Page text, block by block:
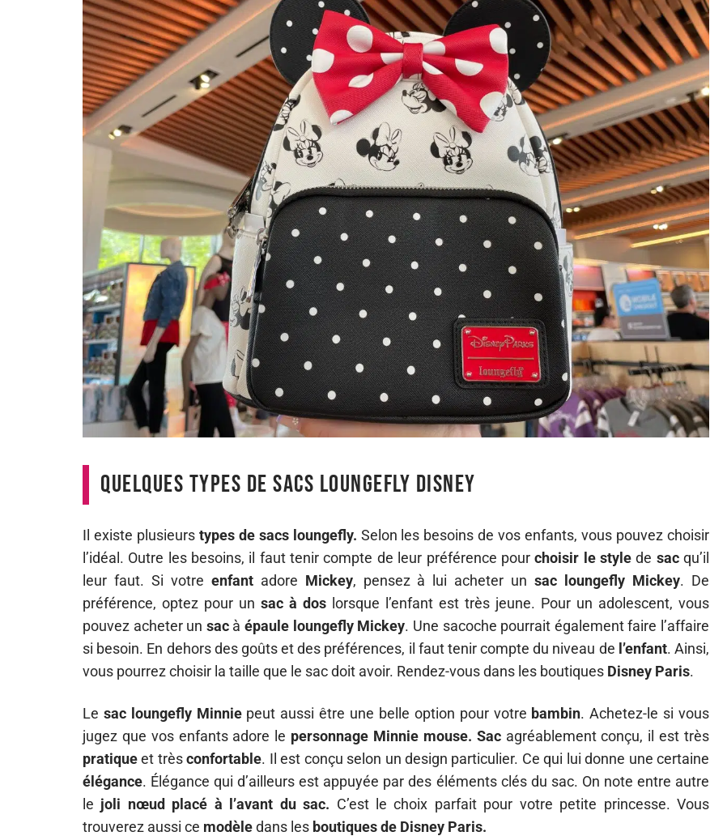
Quelques types de sacs loungefly Disney
Il existe plusieurs types de sacs loungefly. Selon les besoins de vos enfants, vous pouvez choisir
l’idéal. Outre les besoins, il faut tenir compte de leur préférence pourchoisir le stylede sacqu’il
leur faut. Si votre enfantadore Mickey, pensez à lui acheter unsac loungefly Mickey. De
préférence, optez pour un sac à dos lorsque l’enfant est très jeune. Pour un adolescent, vous
pouvez acheter un sacàépaule loungefly Mickey. Une sacoche pourrait également faire l’affaire
si besoin. En dehors des goûts et des préférences, il faut tenir compte du niveau de l’enfant. Ainsi,
vous pourrez choisir la taille que le sac doit avoir. Rendez-vous dans les boutiques Disney Paris.
Le sac loungefly Minniepeut aussi être une belle option pour votre bambin. Achetez-le si vous
jugez que vos enfants adore le personnage Minnie mouse. Sacagréablement conçu, il est très
pratiqueet trèsconfortable. Il est conçu selon un design particulier. Ce qui lui donne une certaine
élégance. Élégance qui d’ailleurs est appuyée par des éléments clés du sac. On note entre autre
le joli nœud placé à l’avant du sac. C’est le choix parfait pour votre petite princesse. Vous
trouverez aussi ce modèledans les boutiques de Disney Paris.